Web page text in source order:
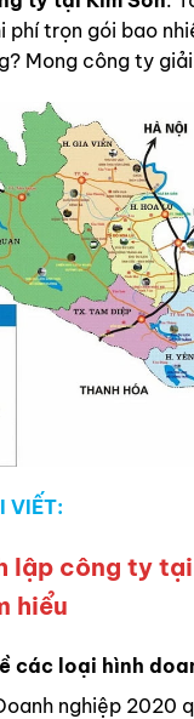
phí trọn gói bao
Mong công ty
VIẾT:
lập công ty tại
hiểu
các loại hình
nghiệp 2020